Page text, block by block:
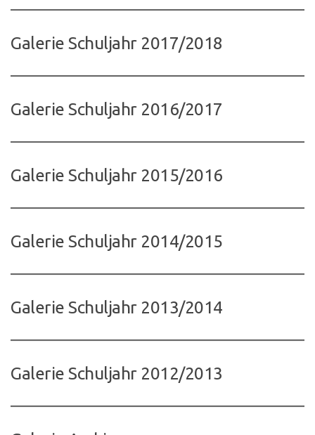
Galerie Schuljahr 2017/2018
Galerie Schuljahr 2016/2017
Galerie Schuljahr 2015/2016
Galerie Schuljahr 2014/2015
Galerie Schuljahr 2013/2014
Galerie Schuljahr 2012/2013